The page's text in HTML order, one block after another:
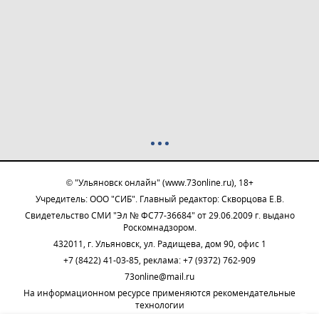
© "Ульяновск онлайн" (www.73online.ru), 18+
Учредитель: ООО "СИБ". Главный редактор: Скворцова Е.В.
Свидетельство СМИ "Эл № ФС77-36684" от 29.06.2009 г. выдано
Роскомнадзором.
432011, г. Ульяновск, ул. Радищева, дом 90, офис 1
+7 (8422) 41-03-85, реклама: +7 (9372) 762-909
73online@mail.ru
На информационном ресурсе применяются рекомендательные
технологии